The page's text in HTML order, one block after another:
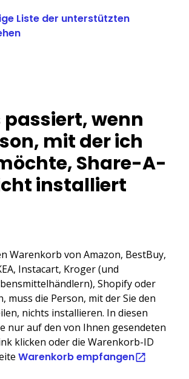
Liste der unterstützten
passiert, wenn
mit der ich
Share-A-
installiert
Warenkorb von Amazon, BestBuy,
Instacart, Kroger (und
Shopify oder
muss die Person, mit der Sie den
nichts installieren. In diesen
nur auf den von Ihnen gesendeten
klicken oder die Warenkorb-ID
Warenkorb empfangen